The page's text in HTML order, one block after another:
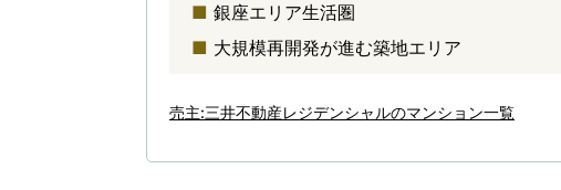
銀座エリア生活圏
大規模再開発が進む築地エリア
売主:三井不動産レジデンシャルのマンション一覧